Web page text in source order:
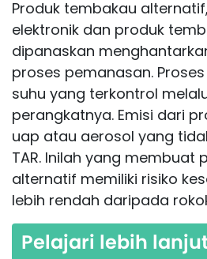
Produk tembakau
elektronik dan produk
dipanaskan
proses pemanasan.
suhu yang terkontrol
perangkatnya. Emisi dari
uap atau aerosol yang
TAR. Inilah yang membuat
alternatif memiliki risiko
lebih rendah daripada
Pelajari lebih